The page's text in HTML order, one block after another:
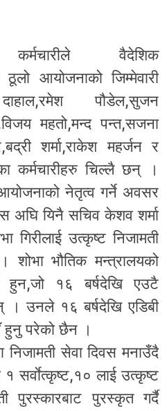
वैदेशिक
आयोजनाको जिम्मेवारी
पौडेल,सुजन
महतो,मन्द पन्त,सजना
शर्मा,राकेश महर्जन र
कर्मचारीहरु चिल्लै छन् ।
नेतृत्व गर्ने अवसर
अघि यिनै सचिव केशव शर्मा
गिरीलाई उत्कृष्ट निजामती
शोभा भौतिक मन्त्रालयको
हुन,जो १६ बर्षदेखि एउटै
। उनले १६ बर्षदेखि एडिबी
हुनु परेको छैन ।
सेवा दिवस मनाउँदै
लाई उत्कृष्ट
पुरस्कारबाट पुरस्कृत गर्दै